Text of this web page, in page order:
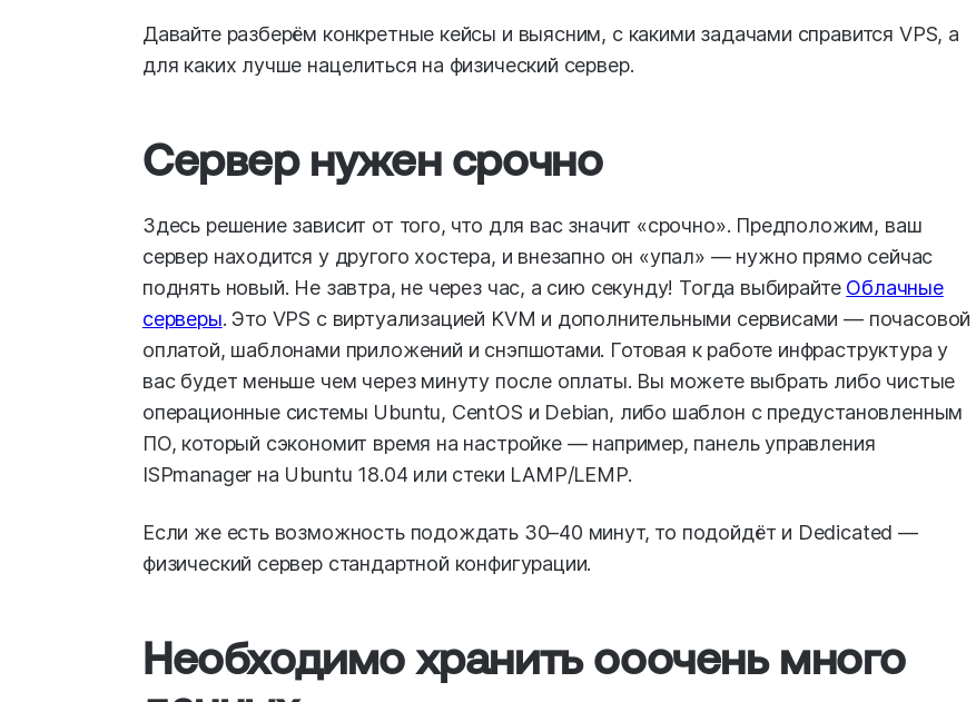
Давайте разберём конкретные кейсы и выясним, с какими задачами справится VPS, а
для каких лучше нацелиться на физический сервер.
Сервер нужен срочно
Здесь решение зависит от того, что для вас значит «срочно». Предположим, ваш
сервер находится у другого хостера, и внезапно он «упал» — нужно прямо сейчас
поднять новый. Не завтра, не через час, а сию секунду! Тогда выбирайте Облачные
серверы. Это VPS с виртуализацией KVM и дополнительными сервисами — почасовой
оплатой, шаблонами приложений и снэпшотами. Готовая к работе инфраструктура у
вас будет меньше чем через минуту после оплаты. Вы можете выбрать либо чистые
операционные системы Ubuntu, CentOS и Debian, либо шаблон с предустановленным
ПО, который сэкономит время на настройке — например, панель управления
ISPmanager на Ubuntu 18.04 или стеки LAMP/LEMP.
Если же есть возможность подождать 30–40 минут, то подойдёт и Dedicated —
физический сервер стандартной конфигурации.
Необходимо хранить ооочень много